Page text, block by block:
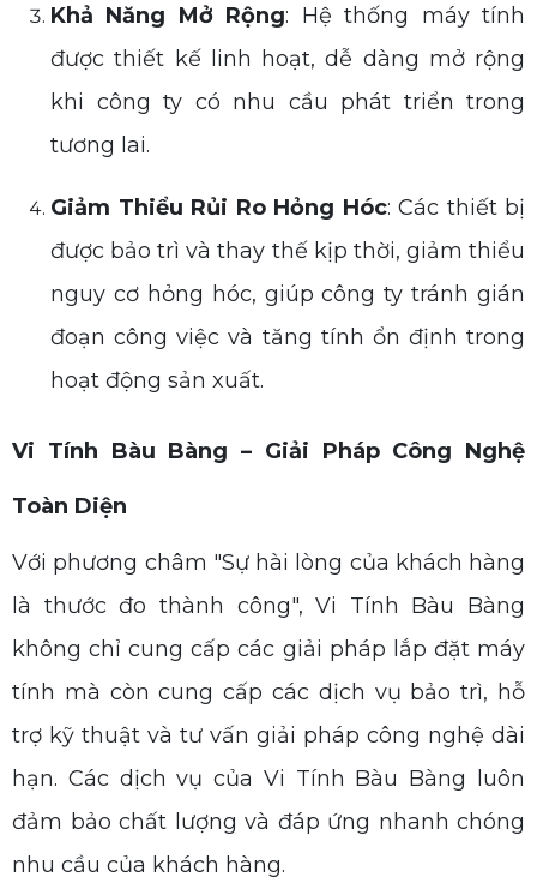
Khả Năng Mở Rộng: Hệ thống máy tính
được thiết kế linh hoạt, dễ dàng mở rộng
khi công ty có nhu cầu phát triển trong
tương lai.
Giảm Thiểu Rủi Ro Hỏng Hóc: Các thiết bị
được bảo trì và thay thế kịp thời, giảm thiểu
nguy cơ hỏng hóc, giúp công ty tránh gián
đoạn công việc và tăng tính ổn định trong
hoạt động sản xuất.
Vi Tính Bàu Bàng – Giải Pháp Công Nghệ
Toàn Diện
Với phương châm "Sự hài lòng của khách hàng
là thước đo thành công", Vi Tính Bàu Bàng
không chỉ cung cấp các giải pháp lắp đặt máy
tính mà còn cung cấp các dịch vụ bảo trì, hỗ
trợ kỹ thuật và tư vấn giải pháp công nghệ dài
hạn. Các dịch vụ của Vi Tính Bàu Bàng luôn
đảm bảo chất lượng và đáp ứng nhanh chóng
nhu cầu của khách hàng.